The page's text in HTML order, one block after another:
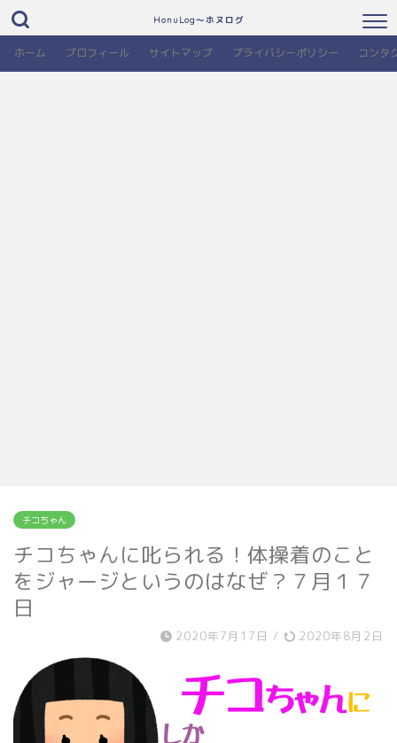
HonuLog～ホヌログ
ホーム プロフィール サイトマップ プライバシーポリシー コンタ
チコちゃん
チコちゃんに叱られる！体操着のこと
をジャージというのはなぜ？７月１７
日
2020年7月17日 / 2020年8月2日